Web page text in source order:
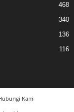
468
340
136
116
Kami